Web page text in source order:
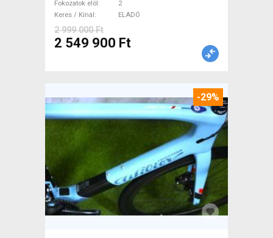
Fokozatok elöl
2
Keres / Kínál
ELADÓ
2 999 000 Ft
2 549 900 Ft
-29%